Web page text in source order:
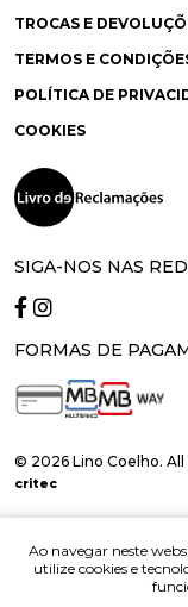
Ao navegar neste
utilize cookies e
TROCAS E
TERMOS E
POLÍTICA DE
COOKIES
SIGA-NOS NAS
FORMAS DE
© 2026 Lino Coelho.
critec